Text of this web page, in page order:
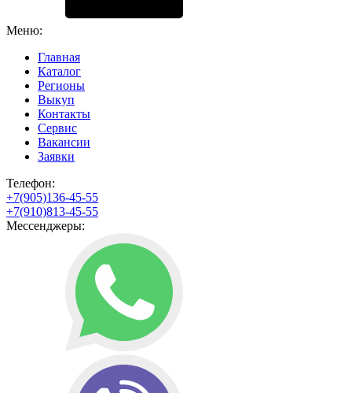
Меню:
Главная
Каталог
Регионы
Выкуп
Контакты
Сервис
Вакансии
Заявки
Телефон:
+7(905)136-45-55
+7(910)813-45-55
Мессенджеры: